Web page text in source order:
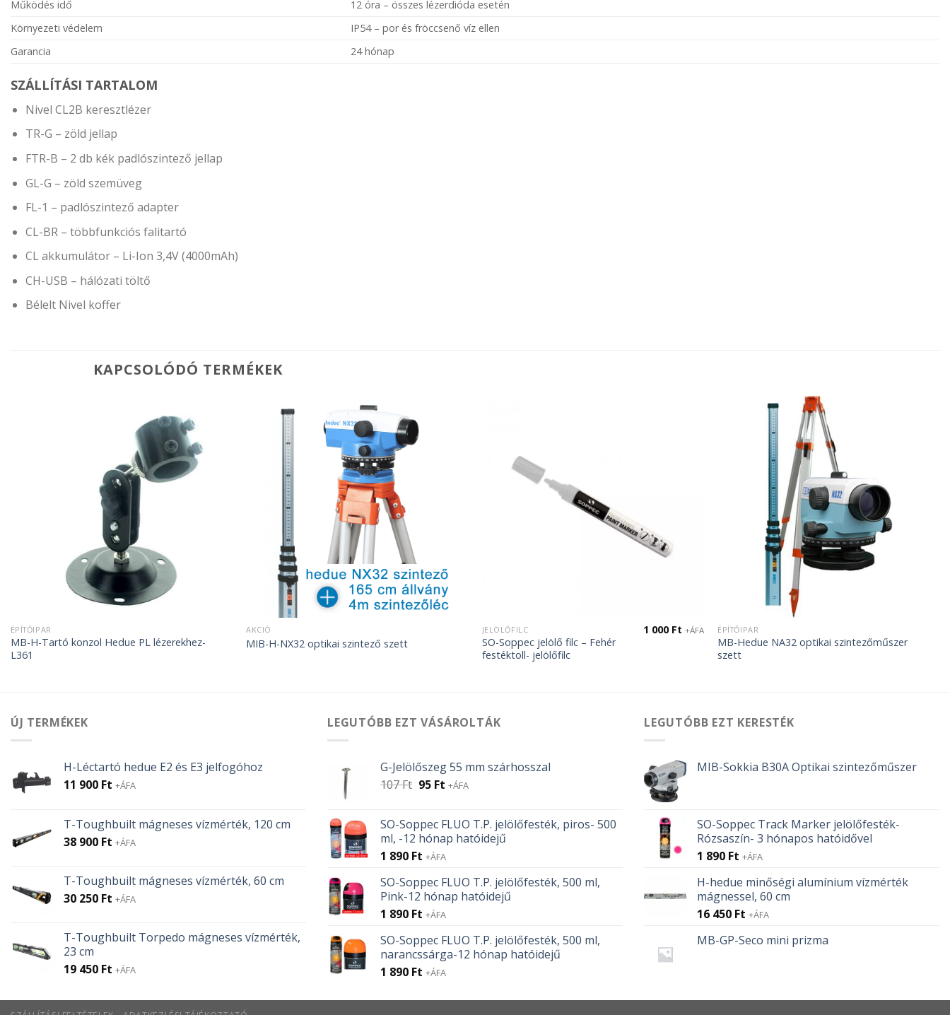
Működés idő
12 óra – összes lézerdióda esetén
Környezeti védelem
IP54 – por és fröccsenő víz ellen
Garancia
24 hónap
SZÁLLÍTÁSI TARTALOM
Nivel CL2B keresztlézer
TR-G – zöld jellap
FTR-B – 2 db kék padlószintező jellap
GL-G – zöld szemüveg
FL-1 – padlószintező adapter
CL-BR – többfunkciós falitartó
CL akkumulátor – Li-Ion 3,4V (4000mAh)
CH-USB – hálózati töltő
Bélelt Nivel koffer
KAPCSOLÓDÓ TERMÉKEK
ÉPÍTŐIPAR
MB-H-Tartó konzol Hedue PL lézerekhez-
L361
AKCIÓ
MIB-H-NX32 optikai szintező szett
JELÖLŐFILC
SO-Soppec jelölő filc – Fehér
festéktoll- jelölőfilc
1 000 Ft +ÁFA ÉPÍTŐIPAR
MB-Hedue NA32 optikai szintezőműszer
szett
ÚJ TERMÉKEK
H-Léctartó hedue E2 és E3 jelfogóhoz
11 900 Ft +ÁFA
T-Toughbuilt mágneses vízmérték, 120 cm
38 900 Ft +ÁFA
T-Toughbuilt mágneses vízmérték, 60 cm
30 250 Ft +ÁFA
T-Toughbuilt Torpedo mágneses vízmérték,
23 cm
19 450 Ft +ÁFA
LEGUTÓBB EZT VÁSÁROLTÁK
G-Jelölőszeg 55 mm szárhosszal
107Ft Original
107 Ft.
95 FtCurrent
95 Ft.
+ÁFA
SO-Soppec FLUO T.P. jelölőfesték, piros- 500
ml, -12 hónap hatóidejű
1 890 Ft +ÁFA
SO-Soppec FLUO T.P. jelölőfesték, 500 ml,
Pink-12 hónap hatóidejű
1 890 Ft +ÁFA
SO-Soppec FLUO T.P. jelölőfesték, 500 ml,
narancssárga-12 hónap hatóidejű
1 890 Ft +ÁFA
LEGUTÓBB EZT KERESTÉK
MIB-Sokkia B30A Optikai szintezőműszer
SO-Soppec Track Marker jelölőfesték-
Rózsaszín- 3 hónapos hatóidővel
1 890 Ft +ÁFA
H-hedue minőségi alumínium vízmérték
mágnessel, 60 cm
16 450 Ft +ÁFA
MB-GP-Seco mini prizma